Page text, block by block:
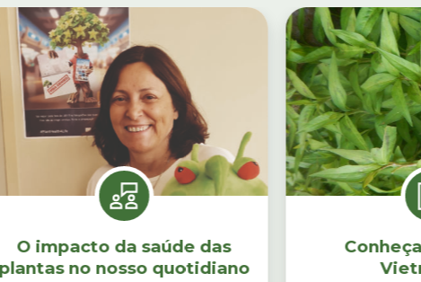
O impacto da saúde das
plantas no nosso quotidiano